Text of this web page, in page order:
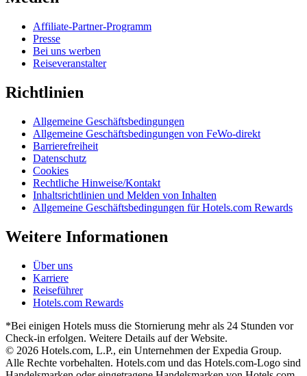
Affiliate-Partner-Programm
Presse
Bei uns werben
Reiseveranstalter
Richtlinien
Allgemeine Geschäftsbedingungen
Allgemeine Geschäftsbedingungen von FeWo-direkt
Barrierefreiheit
Datenschutz
Cookies
Rechtliche Hinweise/Kontakt
Inhaltsrichtlinien und Melden von Inhalten
Allgemeine Geschäftsbedingungen für Hotels.com Rewards
Weitere Informationen
Über uns
Karriere
Reiseführer
Hotels.com Rewards
*Bei einigen Hotels muss die Stornierung mehr als 24 Stunden vor
Check-in erfolgen. Weitere Details auf der Website.
© 2026 Hotels.com, L.P., ein Unternehmen der Expedia Group.
Alle Rechte vorbehalten. Hotels.com und das Hotels.com-Logo sind